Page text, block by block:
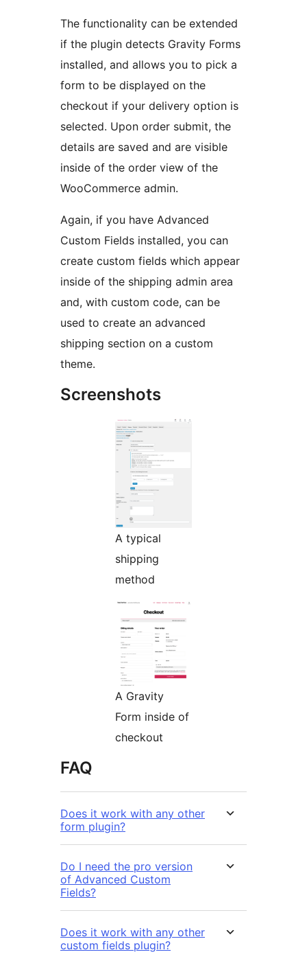
The functionality can be extended
if the plugin detects Gravity Forms
installed, and allows you to pick a
form to be displayed on the
checkout if your delivery option is
selected. Upon order submit, the
details are saved and are visible
inside of the order view of the
WooCommerce admin.
Again, if you have Advanced
Custom Fields installed, you can
create custom fields which appear
inside of the shipping admin area
and, with custom code, can be
used to create an advanced
shipping section on a custom
theme.
Screenshots
A typical
shipping
method
A Gravity
Form inside of
checkout
FAQ
Does it work with any other
form plugin?
Do I need the pro version
of Advanced Custom
Fields?
Does it work with any other
custom fields plugin?